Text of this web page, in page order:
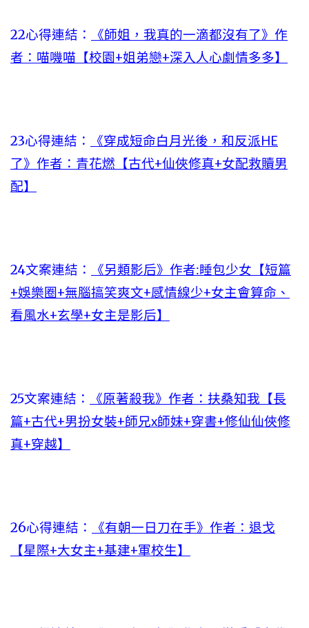
22心得連結：
《師姐，我真的一滴都沒有了》作
者：喵嘰喵【校園+姐弟戀+深入人心劇情多多】
23心得連結：
《穿成短命白月光後，和反派HE
了》作者：青花燃【古代+仙俠修真+女配救贖男
配】
24文案連結：
《另類影后》作者:睡包少女【短篇
+娛樂圈+無腦搞笑爽文+感情線少+女主會算命、
看風水+玄學+女主是影后】
25文案連結：
《原著殺我》作者：扶桑知我【長
篇+古代+男扮女裝+師兄x師妹+穿書+修仙仙俠修
真+穿越】
26心得連結：
《有朝一日刀在手》作者：退戈
【星際+大女主+基建+軍校生】